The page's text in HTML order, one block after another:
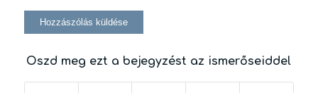
Oszd meg ezt a bejegyzést az ismerőseiddel